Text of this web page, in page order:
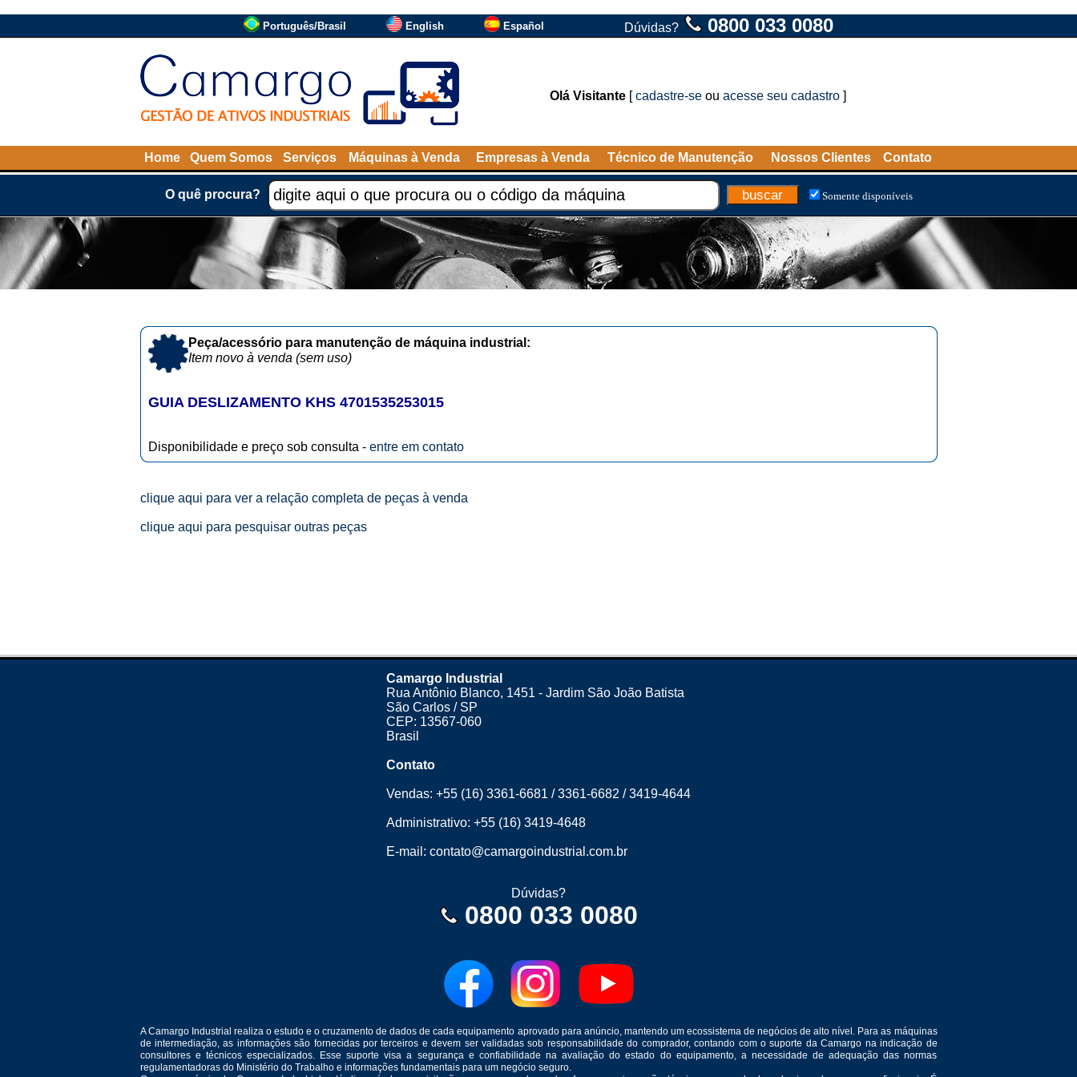
Português/Brasil English Español Dúvidas? 0800 033 0080
Olá Visitante [cadastre-se ou acesse seu cadastro ]
Home Quem Somos Serviços Máquinas à Venda Empresas à Venda Técnico de Manutenção Nossos Clientes Contato
O quê procura? Somente disponíveis
Peça/acessório para manutenção de máquina industrial:
Item novo à venda (sem uso)
GUIA DESLIZAMENTO KHS 4701535253015
Disponibilidade e preço sob consulta - entre em contato
clique aqui para ver a relação completa de peças à venda
clique aqui para pesquisar outras peças
Camargo Industrial
Rua Antônio Blanco, 1451 - Jardim São João Batista
São Carlos / SP
CEP: 13567-060
Brasil
Contato
Vendas: +55 (16) 3361-6681 /3361-6682 /3419-4644
Administrativo: +55 (16) 3419-4648
E-mail: contato@camargoindustrial.com.br
Dúvidas?
0800 033 0080
A Camargo Industrial realiza o estudo e o cruzamento de dados de cada equipamento aprovado para anúncio, mantendo um ecossistema de negócios de alto nível. Para as máquinas
de intermediação, as informações são fornecidas por terceiros e devem ser validadas sob responsabilidade do comprador, contando com o suporte da Camargo na indicação de
consultores e técnicos especializados. Esse suporte visa a segurança e confiabilidade na avaliação do estado do equipamento, a necessidade de adequação das normas
regulamentadoras do Ministério do Trabalho e informações fundamentais para um negócio seguro.